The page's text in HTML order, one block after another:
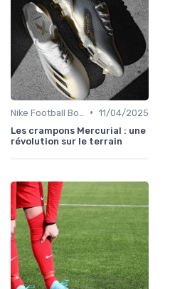
• 11/04/2025
Les crampons Mercurial : une
révolution sur le terrain